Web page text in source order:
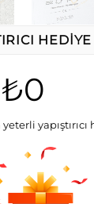
HEDIYE
₺0
yapıştırıcı